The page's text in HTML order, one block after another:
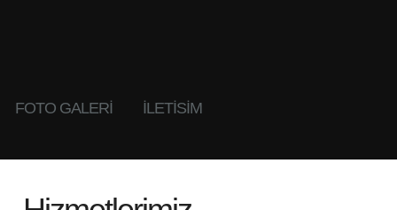
FOTO GALERI İLETİSİM